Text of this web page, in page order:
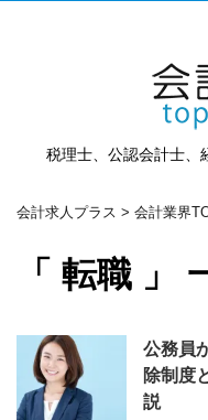
税理士、公認会計士、
会計求人プラス > 会計業界
「 転職 」
公務員
除制度
説